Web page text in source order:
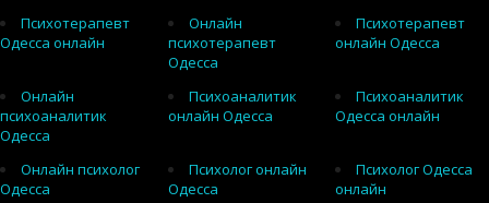
Психотерапевт
Одесса онлайн
Онлайн
психотерапевт
Одесса
Психотерапевт
онлайн Одесса
Онлайн
психоаналитик
Одесса
Психоаналитик
онлайн Одесса
Психоаналитик
Одесса онлайн
Онлайн психолог
Одесса
Психолог онлайн
Одесса
Психолог Одесса
онлайн